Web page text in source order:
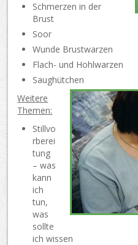
Schmerzen in der
Brust
Soor
Wunde Brustwarzen
Flach- und Hohlwarzen
Saughütchen
Weitere
Themen:
Stillvo
rberei
tung
– was
kann
ich
tun,
was
sollte
ich wissen